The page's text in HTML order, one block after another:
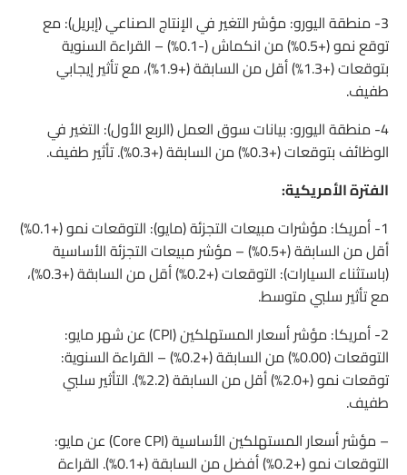
3- منطقة اليورو: مؤشر التغير في الإنتاج الصناعي (إبريل): مع
توقع نمو (+0.5%) من انكماش (-0.1%) – القراءة السنوية
بتوقعات (+1.3%) أقل من السابقة (+1.9%)، مع تأثير إيجابي
طفيف.
4- منطقة اليورو: بيانات سوق العمل (الربع الأول): التغير في
الوظائف بتوقعات (+0.3%) من السابقة (+0.3%). تأثير طفيف.
الفترة الأمريكية:
1- أمريكا: مؤشرات مبيعات التجزئة (مايو): التوقعات نمو (+0.1%)
أقل من السابقة (+0.5%) – مؤشر مبيعات التجزئة الأساسية
(باستثناء السيارات): التوقعات (+0.2%) أقل من السابقة (+0.3%)،
مع تأثير سلبي متوسط.
2- أمريكا: مؤشر أسعار المستهلكين (CPI) عن شهر مايو:
التوقعات (0.00%) من السابقة (+0.2%) – القراءة السنوية:
توقعات نمو (+2.0%) أقل من السابقة (2.2%). التأثير سلبي
طفيف.
– مؤشر أسعار المستهلكين الأساسية (Core CPI) عن مايو:
التوقعات نمو (+0.2%) أفضل من السابقة (+0.1%). القراءة